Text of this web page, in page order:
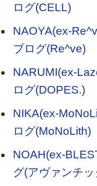
ログ(CELL)
NAOYA(ex-
ブログ(Re^ve)
NARUMI(ex-
ログ(DOPES.)
NIKA(ex-
ログ(MoNoLith)
NOAH(ex-
グ(アヴァンチッ